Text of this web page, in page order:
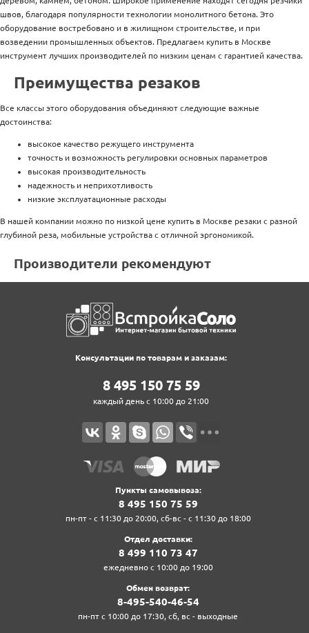
швов, благодаря популярности технологии монолитного бетона. Это
оборудование востребовано и в жилищном строительстве, и при
возведении промышленных объектов. Предлагаем купить в Москве
инструмент лучших производителей по низким ценам с гарантией качества.
Преимущества резаков
Все классы этого оборудования объединяют следующие важные
достоинства:
высокое качество режущего инструмента
точность и возможность регулировки основных параметров
высокая производительность
надежность и неприхотливость
низкие эксплуатационные расходы
В нашей компании можно по низкой цене купить в Москве резаки с разной
глубиной реза, мобильные устройства с отличной эргономикой.
Производители рекомендуют
Консультации по товарам и заказам:
8‍ 4‍9‍5‍ 1‍5‍0‍ 7‍5‍ 5‍9‍
каждый день с 10:00 до 21:00
Пункты самовывоза:
8‍ 4‍9‍5‍ 1‍5‍0‍ 7‍5‍ 5‍9‍
пн-пт - с 11:30 до 20:00, сб-вс - с 11:30 до 18:00
Отдел доставки:
8‍ 4‍9‍9‍ 1‍1‍0‍ 7‍3‍ 4‍7‍
ежедневно с 10:00 до 19:00
Обмен возврат:
8‍-4‍9‍5‍-5‍4‍0‍-4‍6‍-5‍4‍
пн-пт с 10:00 до 17:30, сб, вс - выходные